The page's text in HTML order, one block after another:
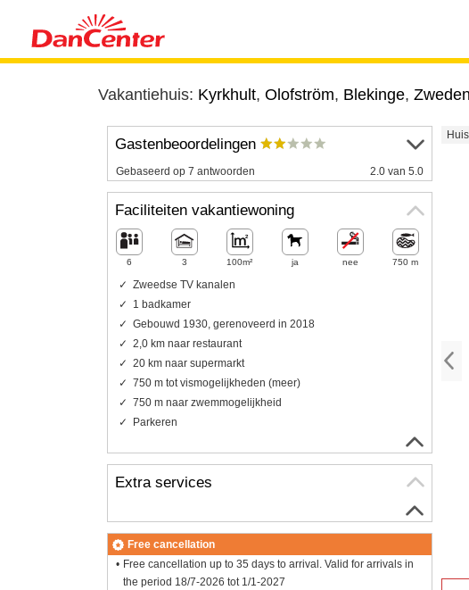
Vakantiehuis: Kyrkhult, Olofström, Blekinge, Zweden
Gastenbeoordelingen
Gebaseerd op 7 antwoorden 2.0 van 5.0
Faciliteiten vakantiewoning
6 3 100m² ja nee 750 m
Zweedse TV kanalen
1 badkamer
Gebouwd 1930, gerenoveerd in 2018
2,0 km naar restaurant
20 km naar supermarkt
750 m tot vismogelijkheden (meer)
750 m naar zwemmogelijkheid
Parkeren
Extra services
Free cancellation
Free cancellation up to 35 days to arrival. Valid for arrivals in
the period 18/7-2026 tot 1/1-2027